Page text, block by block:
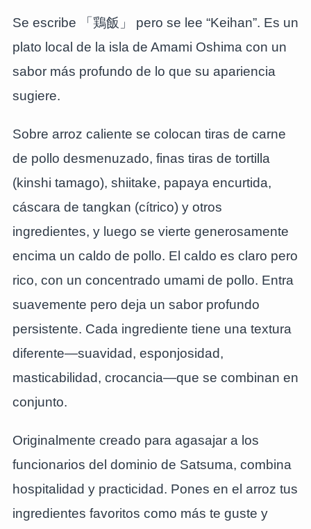
Se escribe 「鶏飯」 pero se lee “Keihan”. Es un
plato local de la isla de Amami Oshima con un
sabor más profundo de lo que su apariencia
sugiere.
Sobre arroz caliente se colocan tiras de carne
de pollo desmenuzado, finas tiras de tortilla
(kinshi tamago), shiitake, papaya encurtida,
cáscara de tangkan (cítrico) y otros
ingredientes, y luego se vierte generosamente
encima un caldo de pollo. El caldo es claro pero
rico, con un concentrado umami de pollo. Entra
suavemente pero deja un sabor profundo
persistente. Cada ingrediente tiene una textura
diferente—suavidad, esponjosidad,
masticabilidad, crocancia—que se combinan en
conjunto.
Originalmente creado para agasajar a los
funcionarios del dominio de Satsuma, combina
hospitalidad y practicidad. Pones en el arroz tus
ingredientes favoritos como más te guste y